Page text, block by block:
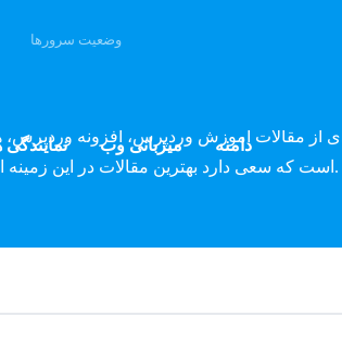
میزبانی وب دامنه
وضعیت سرورها
از مقالات آموزش وردپرس، افزونه وردپرس،
است که سعی دارد بهترین مقالات در این زمینه ارائه دهد.